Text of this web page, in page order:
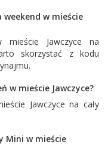
w mieście
mieście Jawczyce na
skorzystać z kodu
w mieście Jawczyce?
Jawczyce na cały
Mini w mieście